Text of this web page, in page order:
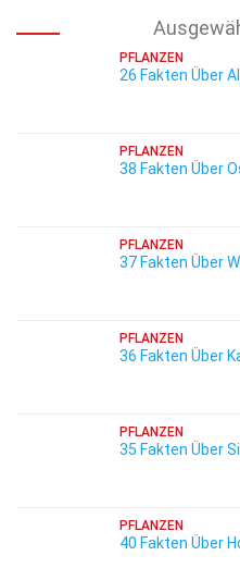
PFLANZEN
26 Fakten Über
PFLANZEN
38 Fakten Über
PFLANZEN
37 Fakten Über
PFLANZEN
36 Fakten Über
PFLANZEN
35 Fakten Über
PFLANZEN
40 Fakten Über